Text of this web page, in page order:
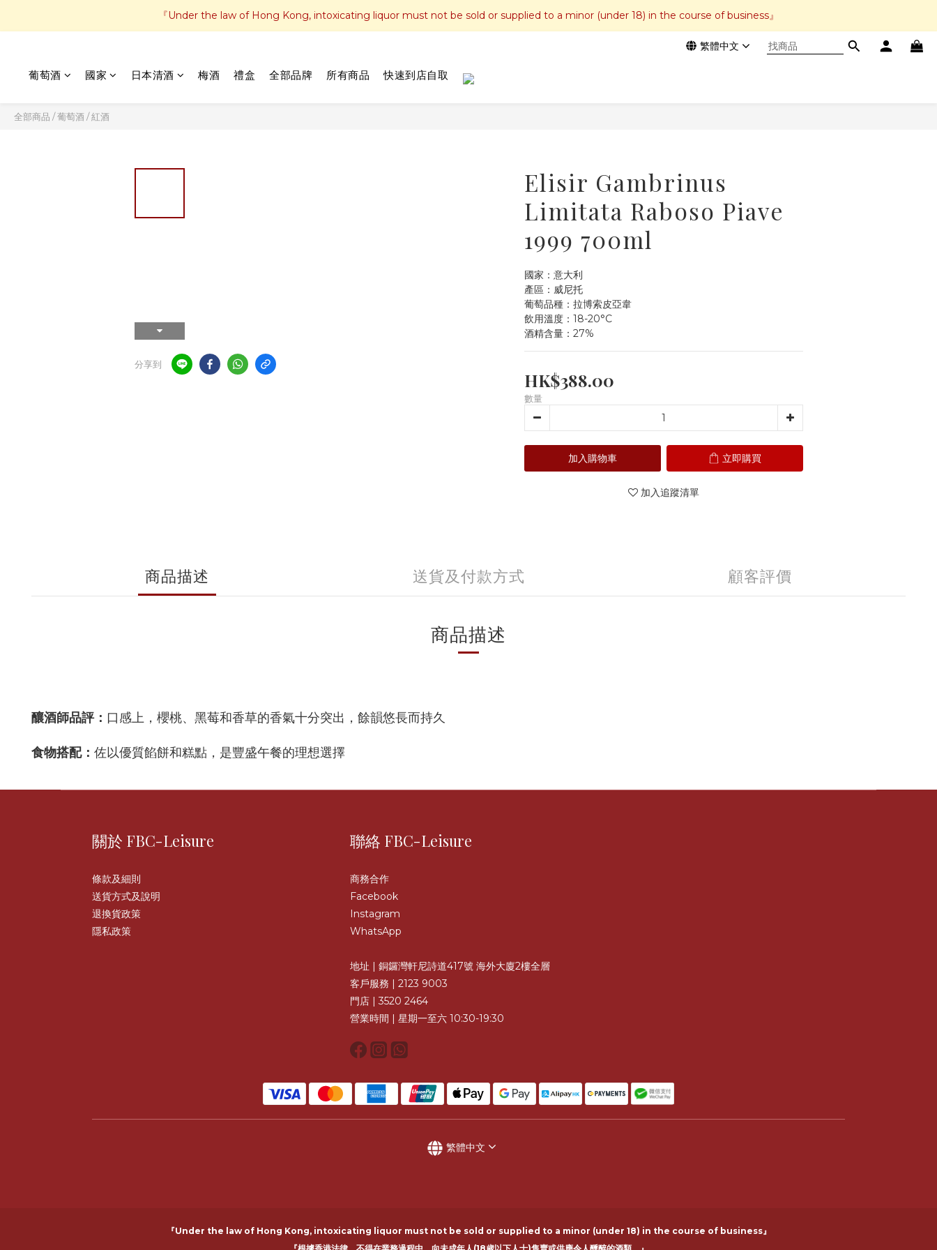
『Under the law of Hong Kong, intoxicating liquor must not be sold or supplied to a minor (under 18) in the course of business』
繁體中文
葡萄酒 國家 日本清酒 梅酒 禮盒 全部品牌 所有商品 快速到店自取
全部商品 /葡萄酒/紅酒
分享到
Elisir Gambrinus
Limitata Raboso Piave
1999 700ml
國家：意大利
產區：威尼托
葡萄品種：拉博索皮亞韋
飲用溫度：18-20°C
酒精含量：27%
HK$388.00
數量
加入購物車 立即購買
加入追蹤清單
商品描述 送貨及付款方式 顧客評價
商品描述
釀酒師品評： 口感上，櫻桃、黑莓和香草的香氣十分突出，餘韻悠長而持久
食物搭配： 佐以優質餡餅和糕點，是豐盛午餐的理想選擇
關於 FBC-Leisure
條款及細則
送貨方式及說明
退換貨政策
隱私政策
聯絡 FBC-Leisure
商務合作
Facebook
Instagram
WhatsApp
地址 | 銅鑼灣軒尼詩道417號 海外大廈2樓全層
客戶服務 | 2123 9003
門店 | 3520 2464
營業時間 | 星期一至六 10:30-19:30
繁體中文
『Under the law of Hong Kong, intoxicating liquor must not be sold or supplied to a minor (under 18) in the course of business』